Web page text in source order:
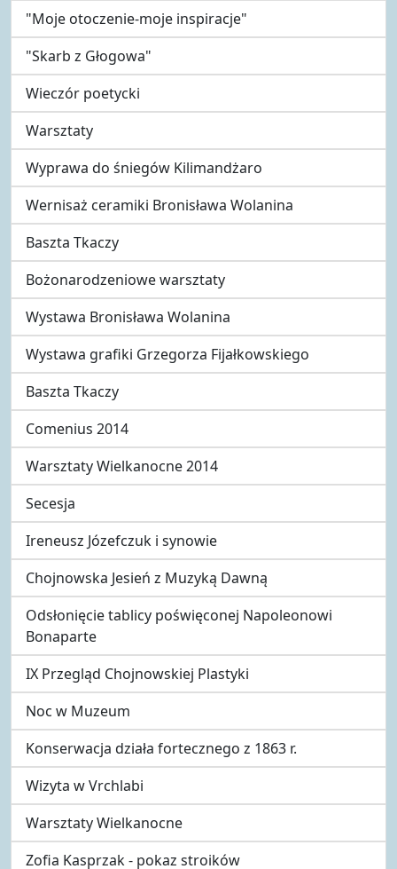
"Moje otoczenie-moje inspiracje"
"Skarb z Głogowa"
Wieczór poetycki
Warsztaty
Wyprawa do śniegów Kilimandżaro
Wernisaż ceramiki Bronisława Wolanina
Baszta Tkaczy
Bożonarodzeniowe warsztaty
Wystawa Bronisława Wolanina
Wystawa grafiki Grzegorza Fijałkowskiego
Baszta Tkaczy
Comenius 2014
Warsztaty Wielkanocne 2014
Secesja
Ireneusz Józefczuk i synowie
Chojnowska Jesień z Muzyką Dawną
Odsłonięcie tablicy poświęconej Napoleonowi
Bonaparte
IX Przegląd Chojnowskiej Plastyki
Noc w Muzeum
Konserwacja działa fortecznego z 1863 r.
Wizyta w Vrchlabi
Warsztaty Wielkanocne
Zofia Kasprzak - pokaz stroików